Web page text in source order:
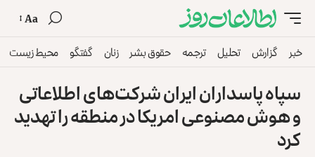
Aa
خبر گزارش تحلیل ترجمه حقوق بشر زنان گفتگو محیط زیست
سپاه پاسداران ایران شرکت‌های اطلاعاتی
و هوش مصنوعی امریکا در منطقه را تهدید
کرد